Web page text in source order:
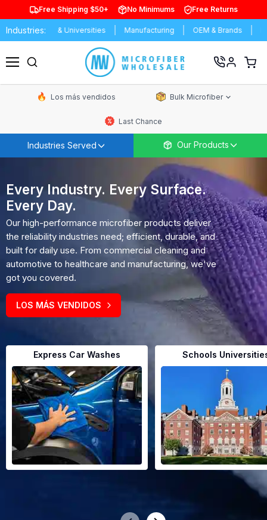
Free Shipping $50+ No Minimums Free Returns
Industries:& Universities Manufacturing OEM & Brands
Microfiber
Wholesale
Insumos
limpieza
de
y
domestico
Ver
Los más vendidos Bulk Microfiber
Last Chance
Industries Served Our Products
Every Industry. Every Surface.
Every Day.
Our high-performance microfiber products deliver
the reliability industries need; efficient, durable, and
built for daily use. From commercial cleaning and
automotive to healthcare and manufacturing, we've
got you covered.
LOS MÁS VENDIDOS
Express Car Washes Schools